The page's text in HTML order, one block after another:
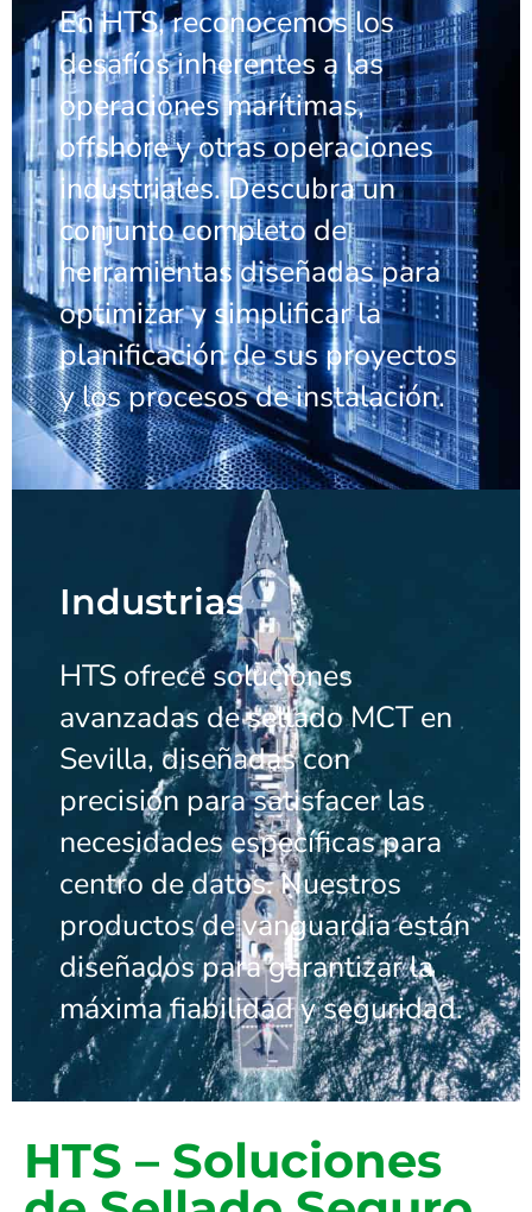
En HTS, reconocemos los
desafíos inherentes a las
operaciones marítimas,
offshore y otras operaciones
industriales. Descubra un
conjunto completo de
herramientas diseñadas para
optimizar y simplificar la
planificación de sus proyectos
y los procesos de instalación.
Industrias
HTS ofrece soluciones
avanzadas de sellado MCT en
Sevilla, diseñadas con
precisión para satisfacer las
necesidades específicas para
centro de datos. Nuestros
productos de vanguardia están
diseñados para garantizar la
máxima fiabilidad y seguridad.
HTS – Soluciones